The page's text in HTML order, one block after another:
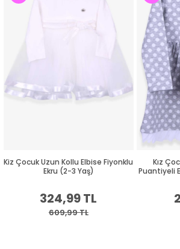
Fiyonklu
Kız Çocuk Uzun Kollu Elbise
Puantiyeli Beyaz Çiçekli Gri (3 Yaş)
279,99 TL